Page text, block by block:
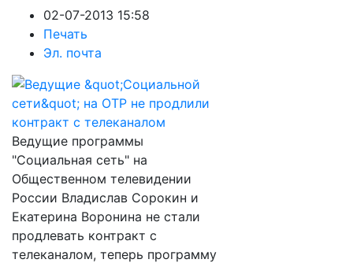
02-07-2013 15:58
Печать
Эл. почта
Ведущие программы
"Социальная сеть" на
Общественном телевидении
России Владислав Сорокин и
Екатерина Воронина не стали
продлевать контракт с
телеканалом, теперь программу